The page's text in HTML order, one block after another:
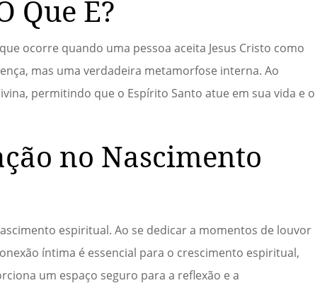
Que É?
ocorre quando uma pessoa aceita Jesus Cristo como
mas uma verdadeira metamorfose interna. Ao
permitindo que o Espírito Santo atue em sua vida e o
no Nascimento
espiritual. Ao se dedicar a momentos de louvor
íntima é essencial para o crescimento espiritual,
um espaço seguro para a reflexão e a